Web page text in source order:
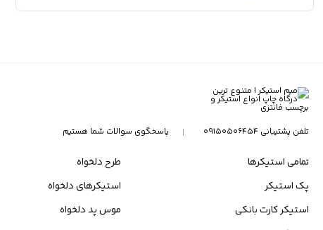
تلفن پشتیبانی ۰۹۱۵۰۵۰۶۴۵۴ پاسخگوی سوالات شما هستیم
تمامی استیکرها
پک استیکر
استیکر کارت بانکی
طرح دلخواه
استیکرهای دلخواه
موس پد دلخواه